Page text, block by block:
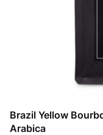
Brazil Yellow
Arabica